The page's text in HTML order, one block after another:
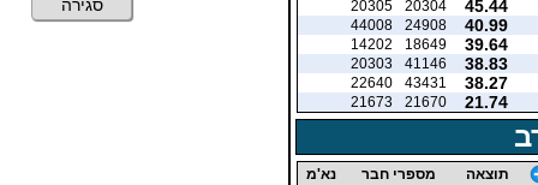
45.44
20304
20305
40.99
24908
44008
39.64
18649
14202
38.83
41146
20303
38.27
43431
22640
21.74
21670
21673
תוצאה מספרי חבר נא'מ
סגירה